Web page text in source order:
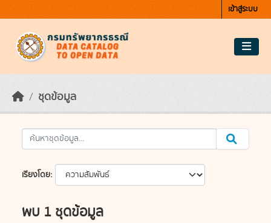
เข้าสู่ระบบ
ชุดข้อมูล
เรียงโดย
พบ 1 ชุดข้อมูล